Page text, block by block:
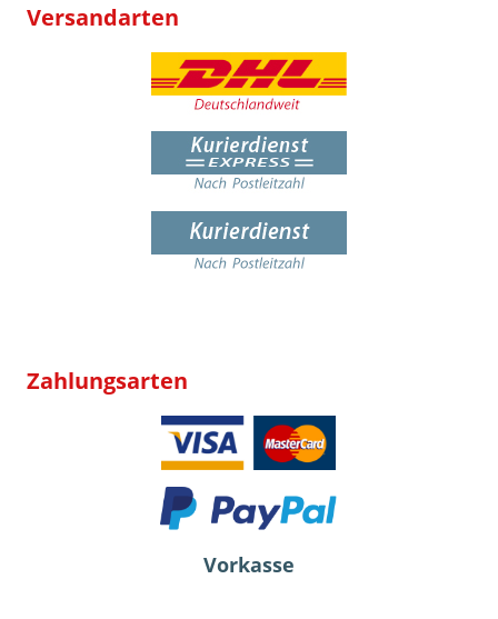
Versandarten
Zahlungsarten
Vorkasse